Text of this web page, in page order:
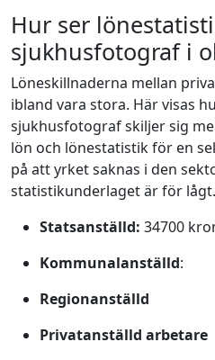
Hur ser
sjukhusfotograf i
Löneskillnaderna mellan
ibland vara stora. Här visas
sjukhusfotograf skiljer sig
lön och lönestatistik för en
på att yrket saknas i den
statistikunderlaget är för lågt.
Statsanställd: 34700
Kommunalanställd:
Regionanställd
Privatanställd arbetare